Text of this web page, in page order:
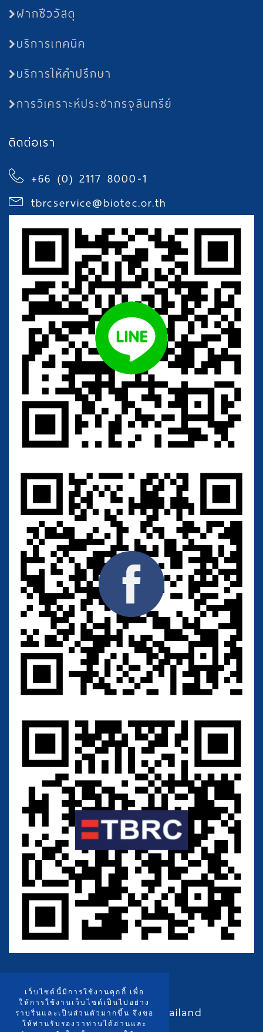
เว็บไซต์นี้มีการใช้งานคุกกี้ เพื่อ
ให้การใช้งานเว็บไซต์เป็นไปอย่าง
ราบรื่นและเป็นส่วนตัวมากขึ้น จึงขอ
ให้ท่านรับรองว่าท่านได้อ่านและ
ฝากชีววัสดุ
บริการเทคนิค
บริการให้คำปรึกษา
การวิเคราะห์ประชากรจุลินทรีย์
ติดต่อเรา
+66 (0) 2117 8000-1
tbrcservice@biotec.or.th
Copyright ©2015 -2026 Thailand